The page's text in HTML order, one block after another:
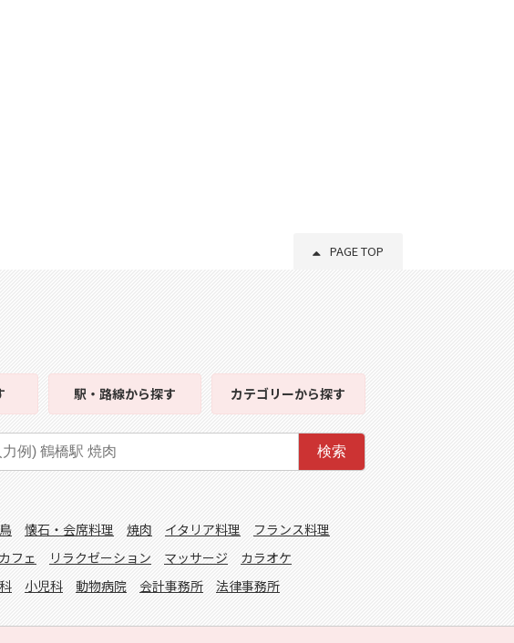
PAGE TOP
駅・路線から探す カテゴリーから探す
検索
懐石・会席料理 焼肉 イタリア料理
フランス料理
フェ リラクゼーション マッサージ
カラオケ
小児科 動物病院 会計事務所 法律事務所